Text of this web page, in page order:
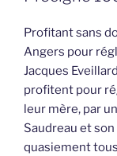
Profitant sans
Angers pour
Jacques
profitent pour
leur mère, par
Saudreau et
quasiement